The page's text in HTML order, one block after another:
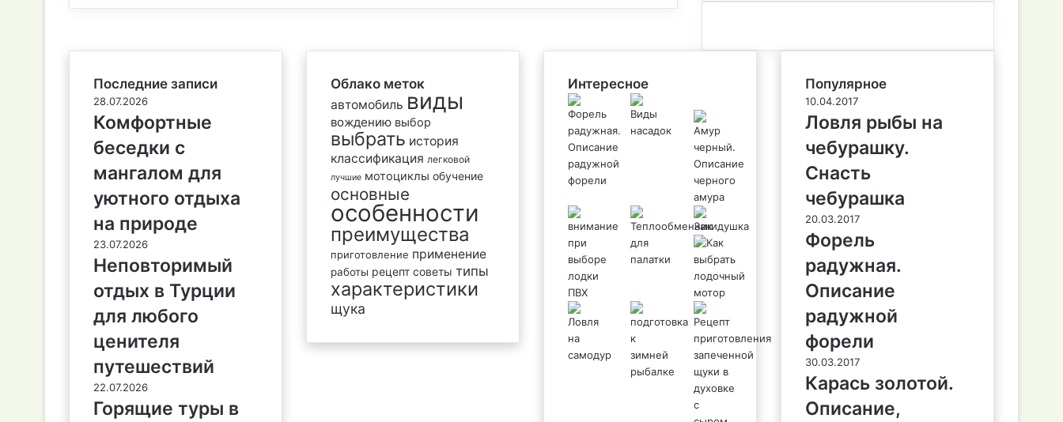
Последние записи
28.07.2026
Комфортные
беседки с
мангалом для
уютного отдыха
на природе
23.07.2026
Неповторимый
отдых в Турции
для любого
ценителя
путешествий
22.07.2026
Горящие туры в
Облако меток
автомобиль виды
вождению выбор
выбрать история
классификация легковой
лучшие мотоциклы обучение
основные
особенности
преимущества
приготовление применение
работы рецепт советы типы
характеристики
щука
Интересное Популярное
10.04.2017
Ловля рыбы на
чебурашку.
Снасть
чебурашка
20.03.2017
Форель
радужная.
Описание
радужной
форели
30.03.2017
Карась золотой.
Описание,